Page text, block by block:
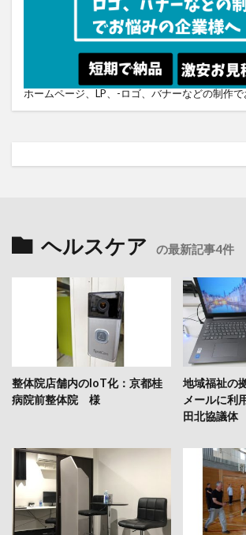
ホームページ、LP、-ロゴ、バナーなどの制作
ヘルスケア の最新記事4件
整体院店舗内のIoT化：京都桂
病院前整体院 様
地域福祉の
メールに利
田北協議